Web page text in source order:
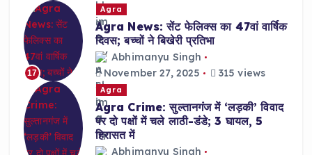
17
Agra
Agra News: सेंट फेलिक्स का 47वां वार्षिक
दिवस; बच्चों ने बिखेरी प्रतिभा
Abhimanyu Singh
November 27, 2025
315 views
Agra
Agra Crime: सुल्तानगंज में ‘लड़की’ विवाद
पर दो पक्षों में चले लाठी-डंडे; 3 घायल, 5
हिरासत में
Abhimanyu Singh